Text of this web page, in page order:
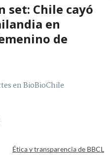
set: Chile cayó
en
de
en BioBioChile
Ética y transparencia de BBCL